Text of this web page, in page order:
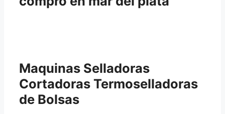
Maquinas Selladoras
Cortadoras Termoselladoras
de Bolsas